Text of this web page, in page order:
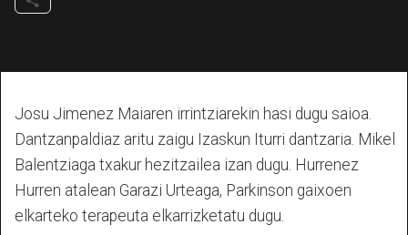
Josu Jimenez Maiaren irrintziarekin hasi dugu saioa.
Dantzanpaldiaz aritu zaigu Izaskun Iturri dantzaria. Mikel
Balentziaga txakur hezitzailea izan dugu. Hurrenez
Hurren atalean Garazi Urteaga, Parkinson gaixoen
elkarteko terapeuta elkarrizketatu dugu.